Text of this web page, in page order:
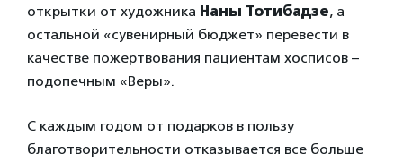
открытки от художника Наны Тотибадзе, а
остальной «сувенирный бюджет» перевести в
качестве пожертвования пациентам хосписов –
подопечным «Веры».
С каждым годом от подарков в пользу
благотворительности отказывается все больше